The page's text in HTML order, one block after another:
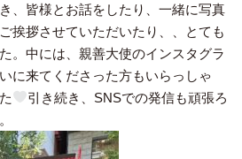
、皆様とお話をしたり、一緒に写真
挨拶させていただいたり、、とても
。中には、親善大使のインスタグラ
に来てくださった方もいらっしゃ
引き続き、SNSでの発信も頑張ろ